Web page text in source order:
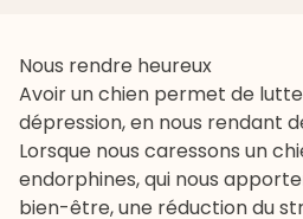
Nous rendre heureux
Avoir un chien permet de
dépression, en nous rendant
Lorsque nous caressons un
endorphines, qui nous
bien-être, une réduction du